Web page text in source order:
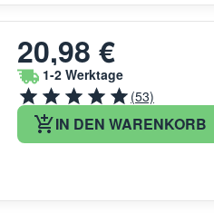
20,98 €
1-2 Werktage
(53)
IN DEN WARENKORB